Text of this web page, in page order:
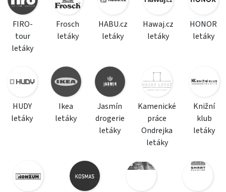
FIRO-
tour
letáky
Frosch
letáky
HABU.cz
letáky
Hawaj.cz
letáky
HONOR
letáky
HUDY
letáky
Ikea
letáky
Jasmín
drogerie
letáky
Kamenické
práce
Ondrejka
letáky
Knižní
klub
letáky